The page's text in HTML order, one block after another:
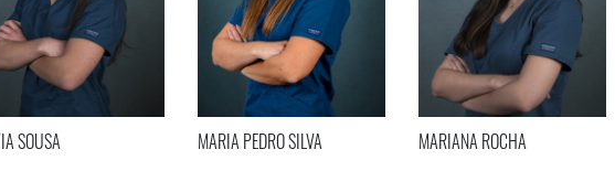
SOUSA MARIA PEDRO SILVA MARIANA ROCHA